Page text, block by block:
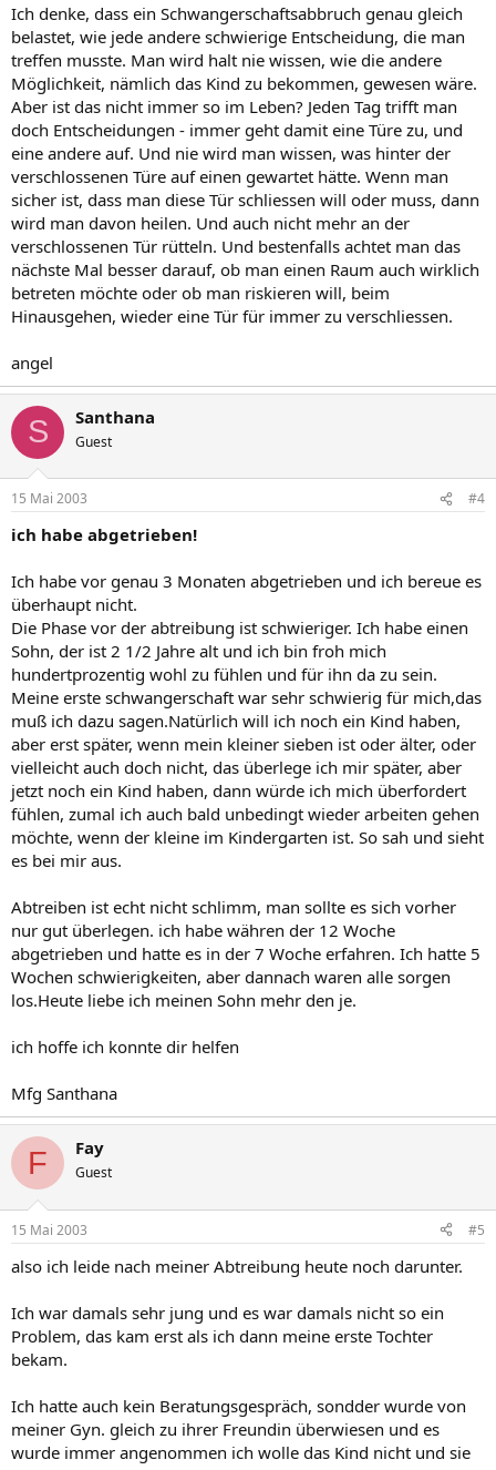
Ich denke, dass ein Schwangerschaftsabbruch genau gleich
belastet, wie jede andere schwierige Entscheidung, die man
treffen musste. Man wird halt nie wissen, wie die andere
Möglichkeit, nämlich das Kind zu bekommen, gewesen wäre.
Aber ist das nicht immer so im Leben? Jeden Tag trifft man
doch Entscheidungen - immer geht damit eine Türe zu, und
eine andere auf. Und nie wird man wissen, was hinter der
verschlossenen Türe auf einen gewartet hätte. Wenn man
sicher ist, dass man diese Tür schliessen will oder muss, dann
wird man davon heilen. Und auch nicht mehr an der
verschlossenen Tür rütteln. Und bestenfalls achtet man das
nächste Mal besser darauf, ob man einen Raum auch wirklich
betreten möchte oder ob man riskieren will, beim
Hinausgehen, wieder eine Tür für immer zu verschliessen.
angel
S Santhana
Guest
15 Mai 2003 #4
ich habe abgetrieben!
Ich habe vor genau 3 Monaten abgetrieben und ich bereue es
überhaupt nicht.
Die Phase vor der abtreibung ist schwieriger. Ich habe einen
Sohn, der ist 2 1/2 Jahre alt und ich bin froh mich
hundertprozentig wohl zu fühlen und für ihn da zu sein.
Meine erste schwangerschaft war sehr schwierig für mich,das
muß ich dazu sagen.Natürlich will ich noch ein Kind haben,
aber erst später, wenn mein kleiner sieben ist oder älter, oder
vielleicht auch doch nicht, das überlege ich mir später, aber
jetzt noch ein Kind haben, dann würde ich mich überfordert
fühlen, zumal ich auch bald unbedingt wieder arbeiten gehen
möchte, wenn der kleine im Kindergarten ist. So sah und sieht
es bei mir aus.
Abtreiben ist echt nicht schlimm, man sollte es sich vorher
nur gut überlegen. ich habe währen der 12 Woche
abgetrieben und hatte es in der 7 Woche erfahren. Ich hatte 5
Wochen schwierigkeiten, aber dannach waren alle sorgen
los.Heute liebe ich meinen Sohn mehr den je.
ich hoffe ich konnte dir helfen
Mfg Santhana
F Fay
Guest
15 Mai 2003 #5
also ich leide nach meiner Abtreibung heute noch darunter.
Ich war damals sehr jung und es war damals nicht so ein
Problem, das kam erst als ich dann meine erste Tochter
bekam.
Ich hatte auch kein Beratungsgespräch, sondder wurde von
meiner Gyn. gleich zu ihrer Freundin überwiesen und es
wurde immer angenommen ich wolle das Kind nicht und sie